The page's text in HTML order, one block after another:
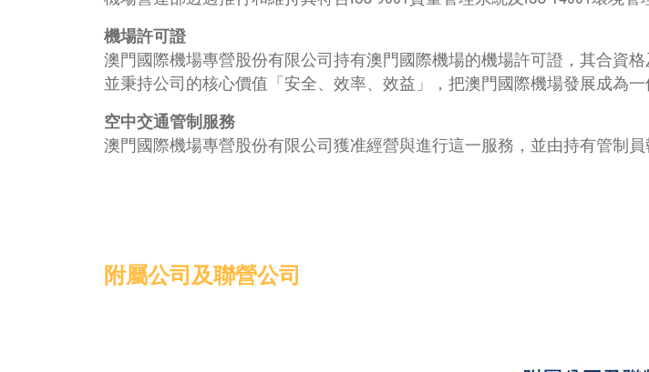
機場許可證
澳門國際機場專營股份有限公司持有澳門國際機場的機場許可證，其合資
並秉持公司的核心價值「安全、效率、效益」，把澳門國際機場發展成為一
空中交通管制服務
澳門國際機場專營股份有限公司獲准經營與進行這一服務，並由持有管制
附屬公司及聯營公司